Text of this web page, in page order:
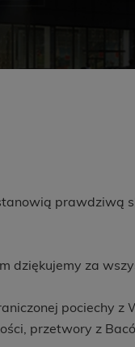
prawdziwą
dziękujemy za
pociechy z
przetwory z